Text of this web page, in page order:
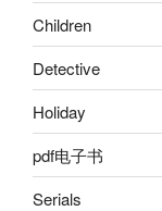
Children
Detective
Holiday
pdf电子书
Serials